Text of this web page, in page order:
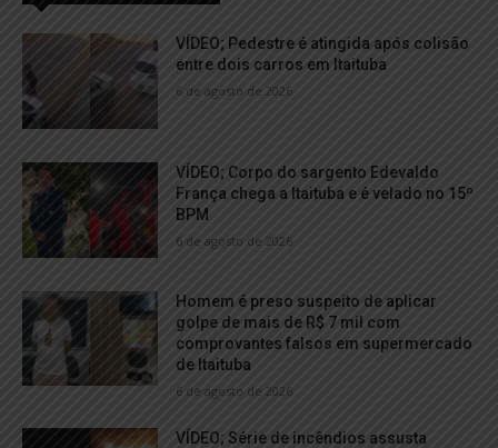
VÍDEO; Pedestre é atingida após colisão
entre dois carros em Itaituba
6 de agosto de 2026
VÍDEO; Corpo do sargento Edevaldo
França chega a Itaituba e é velado no 15º
BPM
6 de agosto de 2026
Homem é preso suspeito de aplicar
golpe de mais de R$ 7 mil com
comprovantes falsos em supermercado
de Itaituba
6 de agosto de 2026
VÍDEO; Série de incêndios assusta